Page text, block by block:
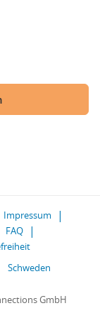
Impressum
FAQ
Schweden
GmbH